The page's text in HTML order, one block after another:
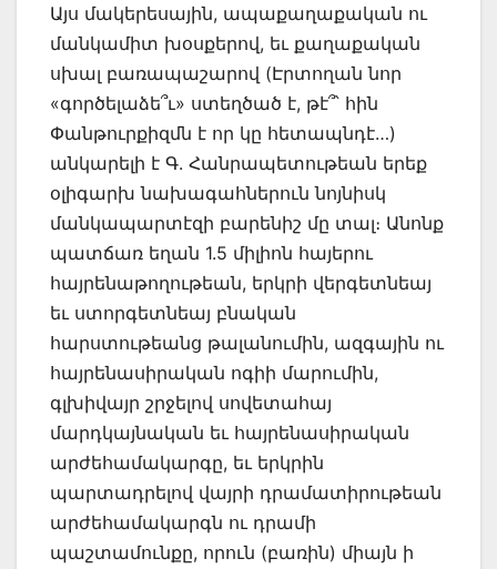
Այս մակերեսային, ապաքաղաքական ու
մանկամիտ խօսքերով, եւ քաղաքական
սխալ բառապաշարով (Էրտողան նոր
«գործելաձե՞ւ» ստեղծած է, թէ՞՝ հին
Փանթուրքիզմն է որ կը հետապնդէ…)
անկարելի է Գ. Հանրապետութեան երեք
օլիգարխ նախագահներուն նոյնիսկ
մանկապարտէզի բարենիշ մը տալ։ Անոնք
պատճառ եղան 1.5 միլիոն հայերու
հայրենաթողութեան, երկրի վերգետնեայ
եւ ստորգետնեայ բնական
հարստութեանց թալանումին, ազգային ու
հայրենասիրական ոգիի մարումին,
գլխիվայր շրջելով սովետահայ
մարդկայնական եւ հայրենասիրական
արժեհամակարգը, եւ երկրին
պարտադրելով վայրի դրամատիրութեան
արժեհամակարգն ու դրամի
պաշտամունքը, որուն (բառին) միայն ի